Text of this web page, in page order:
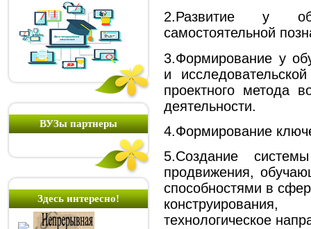
ВУЗы партнеры
Здесь интересно!
2.Развитие у
самостоятельной
3.Формирование у
и
проектного метода
деятельности.
4.Формирование
5.Создание
продвижения,
способностями в
технологическое